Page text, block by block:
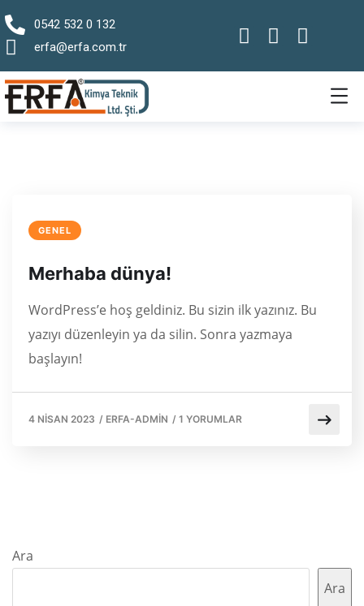
0542 532 0 132
erfa@erfa.com.tr
GENEL
Merhaba dünya!
WordPress’e hoş geldiniz. Bu sizin ilk yazınız. Bu
yazıyı düzenleyin ya da silin. Sonra yazmaya
başlayın!
4 NISAN 2023 / ERFA-ADMIN / 1 YORUMLAR
Ara
Ara